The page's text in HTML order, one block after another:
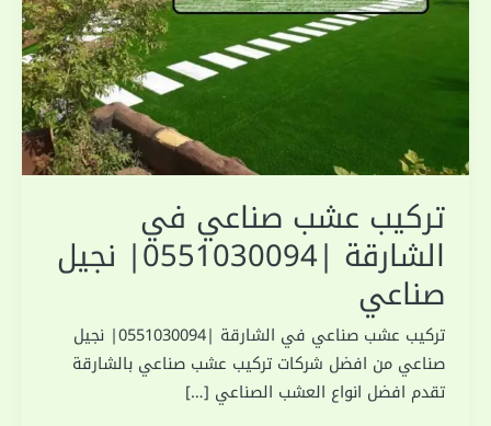
تركيب عشب صناعي في
الشارقة |0551030094| نجيل
صناعي
تركيب عشب صناعي في الشارقة |0551030094| نجيل
صناعي من افضل شركات تركيب عشب صناعي بالشارقة
تقدم افضل انواع العشب الصناعي […]